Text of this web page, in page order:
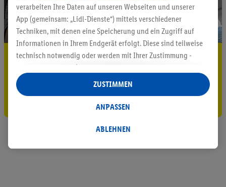
5.95 € Versand sparen³²ᵃ
Jetzt zum Newsletter anmelden
Gutschein sichern!
verarbeiten Ihre Daten auf unseren Webseiten und unserer
App (gemeinsam: „Lidl-Dienste“) mittels verschiedener
Techniken, mit denen eine Speicherung und ein Zugriff auf
Informationen in Ihrem Endgerät erfolgt. Diese sind teilweise
technisch notwendig oder werden mit Ihrer Zustimmung -
auch durch Partner (u.a.
Verantwortliche; im Zusammenhang mit dem IAB TCF
insgesamt
Statistik-Erstellung oder für personalisierte Werbung
Datenverarbeitungen für personalisierte Werbung werden
ABLEHNEN
ANPASSEN
ZUSTIMMEN